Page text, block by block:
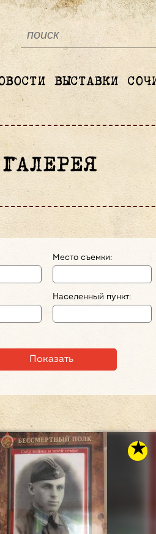
ВЫСТАВКИ
ГАЛЕРЕЯ
Место съемки:
Населенный пункт: